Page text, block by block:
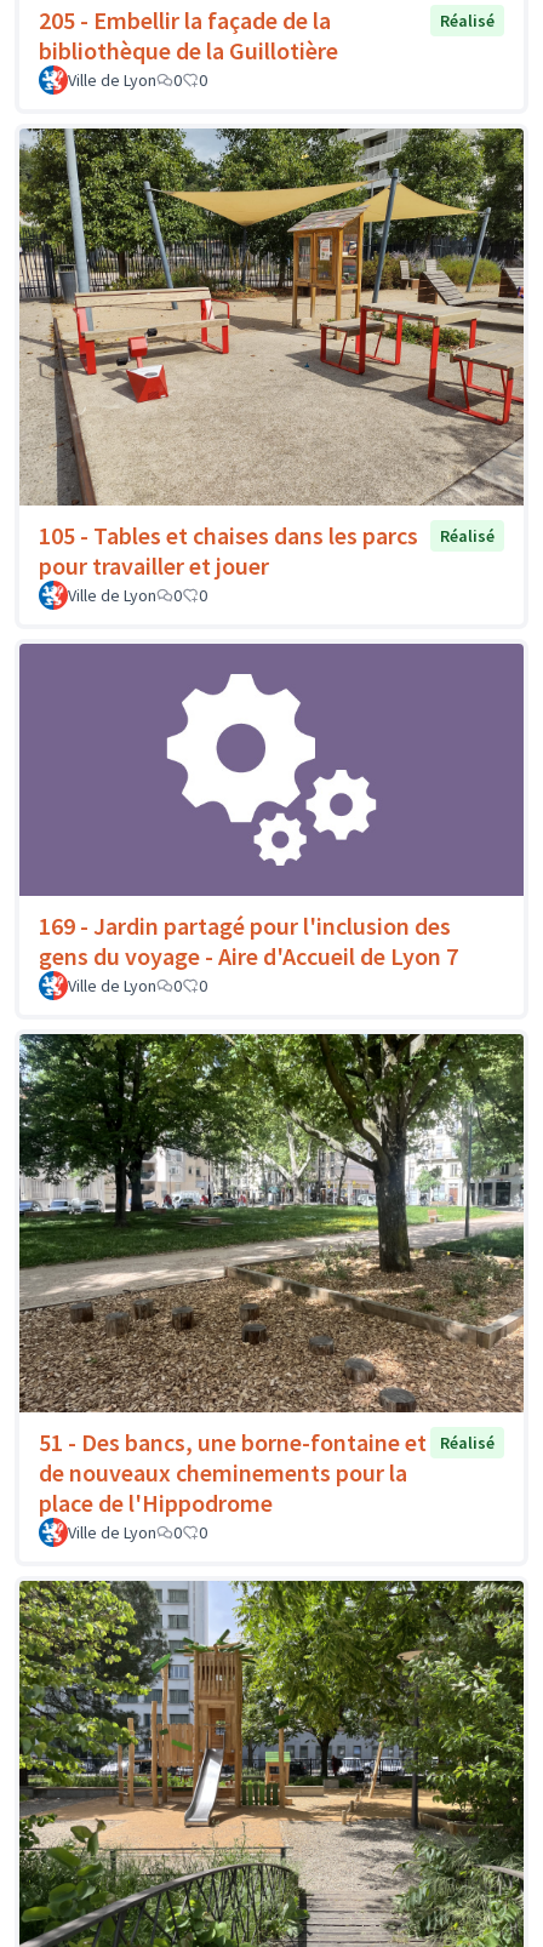
205 - Embellir la façade de la
bibliothèque de la Guillotière
Réalisé
Ville de Lyon 0 0
105 - Tables et chaises dans les parcs
pour travailler et jouer
Réalisé
Ville de Lyon 0 0
169 - Jardin partagé pour l'inclusion des
gens du voyage - Aire d'Accueil de Lyon 7
Ville de Lyon 0 0
51 - Des bancs, une borne-fontaine et
de nouveaux cheminements pour la
place de l'Hippodrome
Réalisé
Ville de Lyon 0 0